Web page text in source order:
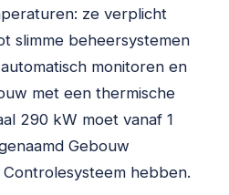
ze verplicht
slimme beheersystemen
monitoren en
met een thermische
290 kW moet vanaf 1
Gebouw
hebben.